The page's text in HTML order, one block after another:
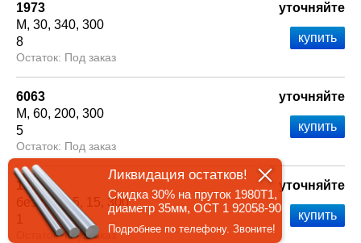
1973
М 30 340 300
8
Под заказ
уточняйте
6063
М 60 200 300
5
Под заказ
уточняйте
1925
без т/о 1.5 15 300
Под заказ
уточняйте
Ликвидация остатков!
Скидка 30% на пруток 1980Т1,
диаметр 35мм, ОСТ 1 92058-90
Подробнее по телефону. Звоните!